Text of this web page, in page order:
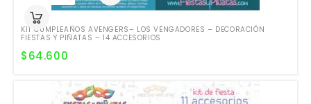
KIT CUMPLEAÑOS AVENGERS– LOS VENGADORES – DECORACIÓN
FIESTAS Y PIÑATAS – 14 ACCESORIOS
$64.600